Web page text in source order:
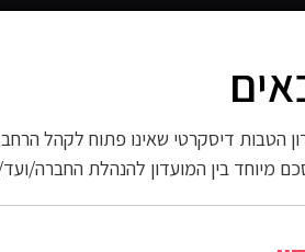
החשמל
הטבות דיסקרטי שאינו פתוח לקהל
מיוחד בין המועדון להנהלת החברה/
אלחוטיים